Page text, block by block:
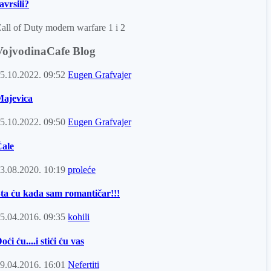
of Duty modern warfare 1 i 2
Blog
09:52 Eugen Grafvajer
09:50 Eugen Grafvajer
10:19 proleće
ću kada sam romantičar!!!
09:35 kohili
ću....i stići ću vas
16:01 Nefertiti